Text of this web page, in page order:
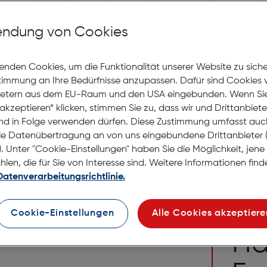
Navee
Lagernd | 6
Preis
€ 329,99
in den
Sie
von Cookies
Cookies, um die Funktionalität unserer Website zu
an Ihre Bedürfnisse anzupassen. Dafür sind Cookies
aus dem EU-Raum und den USA eingebunden. Wenn
klicken, stimmen Sie zu, dass wir und
in Folge verwenden dürfen. Diese Zustimmung umfasst
Datenübertragung an von uns eingebundene Drittanbieter
Unter "Cookie-Einstellungen" haben Sie die Möglichkeit,
die für Sie von Interesse sind. Weitere Informationen
Cookie-Einstellungen Alle Cookies